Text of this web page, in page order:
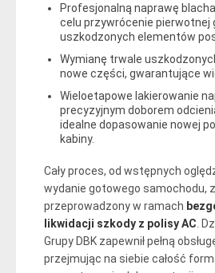
Profesjonalną naprawę
celu przywrócenie pierwotnej
uszkodzonych elementów
Wymianę trwale
nowe części, gwarantujące
Wieloetapowe lakierowanie
precyzyjnym doborem
idealne dopasowanie nowej
kabiny.
Cały proces, od wstępnych
wydanie gotowego samochodu,
przeprowadzony w ramach
likwidacji szkody z polisy AC .
Grupy DBK zapewnił pełną
przejmując na siebie całość